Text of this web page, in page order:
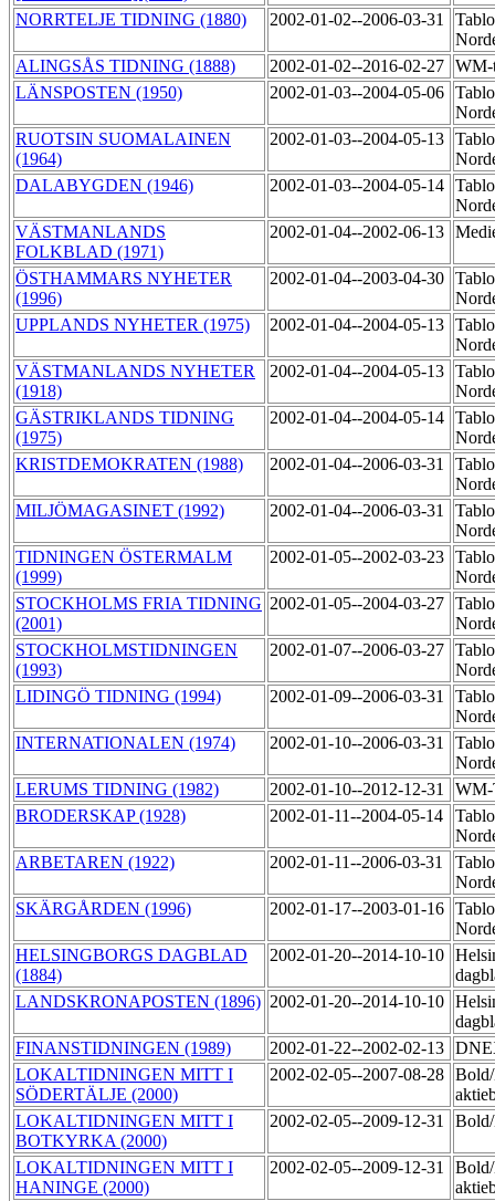
NORRTELJE TIDNING (1880)
2002-01-02--2006-03-31
ALINGSÅS TIDNING (1888)
2002-01-02--2016-02-27
LÄNSPOSTEN (1950)
2002-01-03--2004-05-06
RUOTSIN SUOMALAINEN
(1964)
2002-01-03--2004-05-13
DALABYGDEN (1946)
2002-01-03--2004-05-14
VÄSTMANLANDS
FOLKBLAD (1971)
2002-01-04--2002-06-13
ÖSTHAMMARS NYHETER
(1996)
2002-01-04--2003-04-30
UPPLANDS NYHETER (1975)
2002-01-04--2004-05-13
VÄSTMANLANDS NYHETER
(1918)
2002-01-04--2004-05-13
GÄSTRIKLANDS TIDNING
(1975)
2002-01-04--2004-05-14
KRISTDEMOKRATEN (1988)
2002-01-04--2006-03-31
MILJÖMAGASINET (1992)
2002-01-04--2006-03-31
TIDNINGEN ÖSTERMALM
(1999)
2002-01-05--2002-03-23
STOCKHOLMS FRIA TIDNING
(2001)
2002-01-05--2004-03-27
STOCKHOLMSTIDNINGEN
(1993)
2002-01-07--2006-03-27
LIDINGÖ TIDNING (1994)
2002-01-09--2006-03-31
INTERNATIONALEN (1974)
2002-01-10--2006-03-31
LERUMS TIDNING (1982)
2002-01-10--2012-12-31
BRODERSKAP (1928)
2002-01-11--2004-05-14
ARBETAREN (1922)
2002-01-11--2006-03-31
SKÄRGÅRDEN (1996)
2002-01-17--2003-01-16
HELSINGBORGS DAGBLAD
(1884)
2002-01-20--2014-10-10
LANDSKRONAPOSTEN (1896) 2002-01-20--2014-10-10
FINANSTIDNINGEN (1989)
2002-01-22--2002-02-13
LOKALTIDNINGEN MITT I
SÖDERTÄLJE (2000)
2002-02-05--2007-08-28
LOKALTIDNINGEN MITT I
BOTKYRKA (2000)
2002-02-05--2009-12-31
LOKALTIDNINGEN MITT I
HANINGE (2000)
2002-02-05--2009-12-31